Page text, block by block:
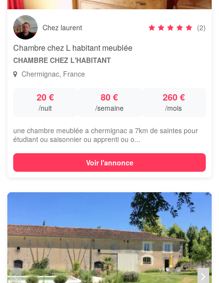
Chez laurent (2)
Chambre chez L habitant meublée
CHAMBRE CHEZ L'HABITANT
Chermignac, France
20 €
/nuit
80 €
/semaine
260 €
/mois
une chambre meublée a chermignac a 7km de saintes pour
étudiant ou saisonnier ou apprenti ou o...
Voir l'annonce